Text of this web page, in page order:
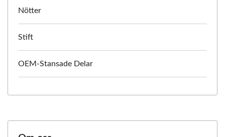
Nötter
Stift
OEM-Stansade Delar